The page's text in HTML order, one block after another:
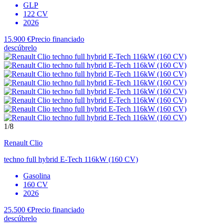
GLP
122 CV
2026
15.900 €Precio financiado
descúbrelo
1/8
Renault Clio
techno full hybrid E-Tech 116kW (160 CV)
Gasolina
160 CV
2026
25.500 €Precio financiado
descúbrelo